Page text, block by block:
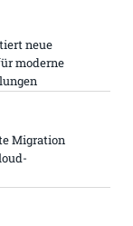
neue
moderne
Migration